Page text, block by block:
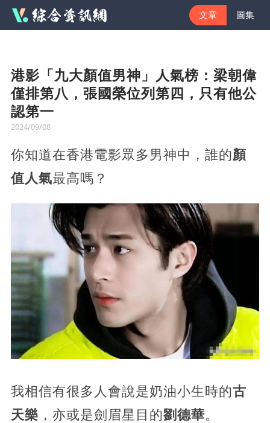
文章 圖集
港影「九大顏值男神」人氣榜：梁朝偉
僅排第八，張國榮位列第四，只有他公
認第一
2024/09/08
你知道在香港電影眾多男神中，誰的顏
值人氣最高嗎？
我相信有很多人會說是奶油小生時的古
天樂 ，亦或是劍眉星目的劉德華。